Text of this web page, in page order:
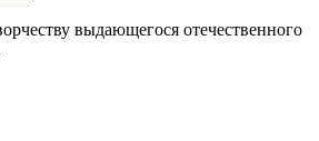
выдающегося отечественного